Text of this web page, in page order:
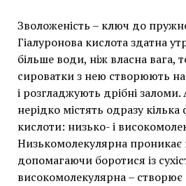
Зволоженість – ключ до
Гіалуронова кислота здатна
більше води, ніж власна вага,
сироватки з нею створюють
і розгладжують дрібні заломи.
нерідко містять одразу
кислоти: низько- і
Низькомолекулярна проникає
допомагаючи боротися із
високомолекулярна – створює